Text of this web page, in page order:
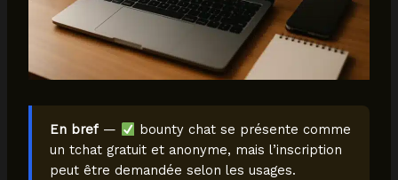
En bref—
bounty chat se présente comme
un tchat gratuit et anonyme, mais l’inscription
peut être demandée selon les usages.